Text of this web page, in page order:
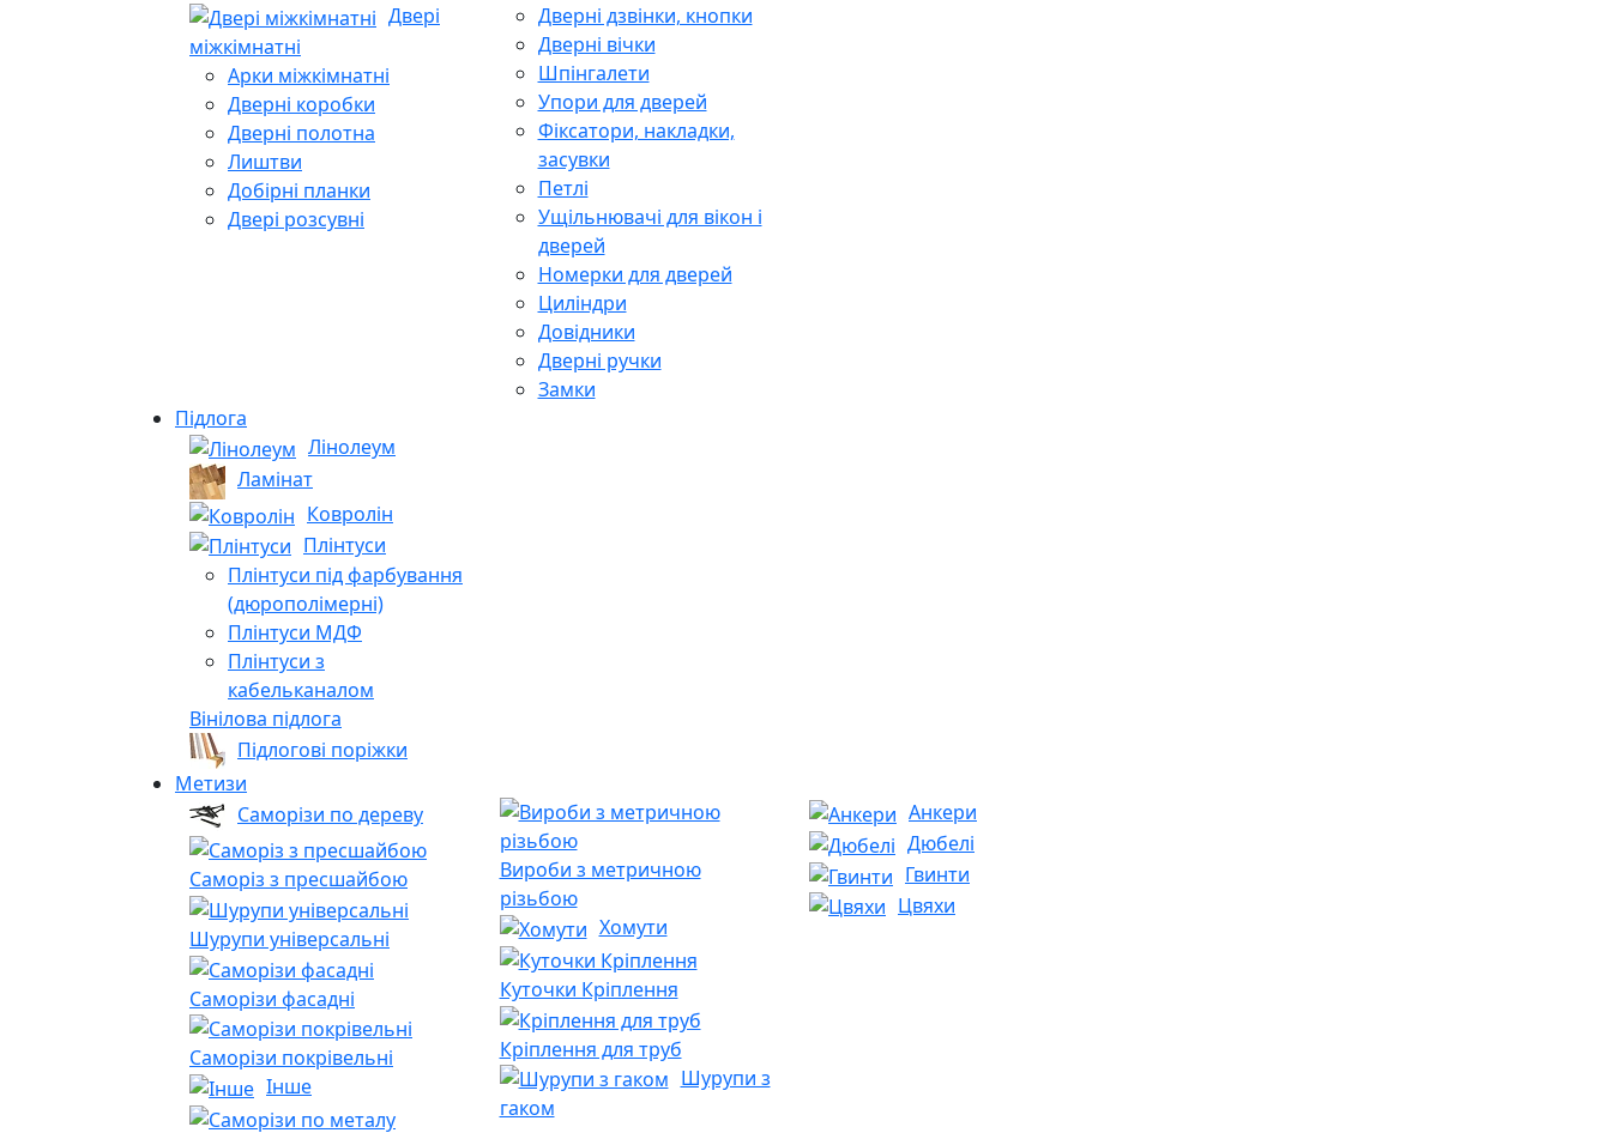
Двері
міжкімнатні
Арки міжкімнатні
Дверні коробки
Дверні полотна
Лиштви
Добірні планки
Двері розсувні
Дверні дзвінки, кнопки
Дверні вічки
Шпінгалети
Упори для дверей
Фіксатори, накладки,
засувки
Петлі
Ущільнювачі для вікон і
дверей
Номерки для дверей
Циліндри
Довідники
Дверні ручки
Замки
Підлога
Лінолеум
Ламінат
Ковролін
Плінтуси
Плінтуси під фарбування
(дюрополімерні)
Плінтуси МДФ
Плінтуси з
кабельканалом
Вінілова підлога
Підлогові поріжки
Метизи
Саморізи по дереву
Саморіз з пресшайбою
Шурупи універсальні
Саморізи фасадні
Саморізи покрівельні
Інше
Вироби з метричною
різьбою
Хомути
Куточки Кріплення
Кріплення для труб
Шурупи з
гаком
Анкери
Дюбелі
Гвинти
Цвяхи